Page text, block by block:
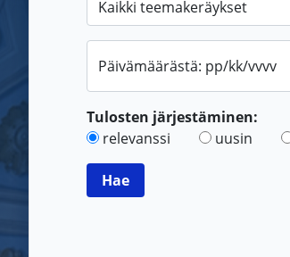
Päivämäärästä: pp/kk/vvvv
Tulosten järjestäminen:
relevanssi
uusin